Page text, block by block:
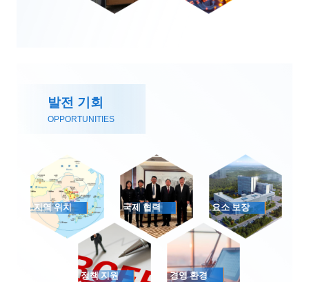
발전 기회
OPPORTUNITIES
지역 위치 국제 협력 요소 보장
정책 지원 경영 환경